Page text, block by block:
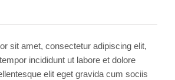
sit amet, consectetur adipiscing elit,
incididunt ut labore et dolore
elit eget gravida cum sociis